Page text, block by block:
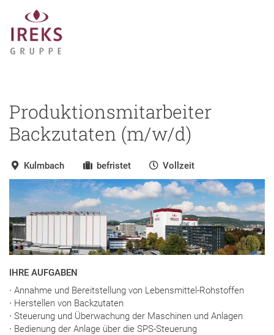
Produktionsmitarbeiter
Backzutaten (m/w/d)
Kulmbach befristet Vollzeit
IHRE AUFGABEN
∙ Annahme und Bereitstellung von Lebensmittel-Rohstoffen
∙ Herstellen von Backzutaten
∙ Steuerung und Überwachung der Maschinen und Anlagen
∙ Bedienung der Anlage über die SPS-Steuerung